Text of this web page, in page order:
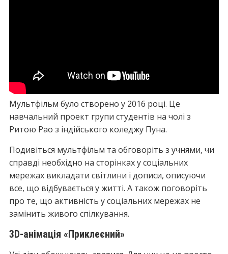
Мультфільм було створено у 2016 році. Це
навчальний проект групи студентів на чолі з
Ритою Рао з індійського коледжу Пуна.
Подивіться мультфільм та обговоріть з учнями, чи
справді необхідно на сторінках у соціальних
мережах викладати світлини і дописи, описуючи
все, що відбувається у житті. А також поговоріть
про те, що активність у соціальних мережах не
замінить живого спілкування.
3D-анімація «Приклеєний»